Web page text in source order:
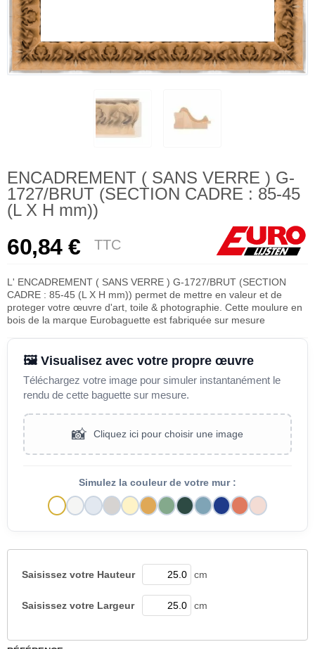
ENCADREMENT ( SANS VERRE ) G-
1727/BRUT (SECTION CADRE : 85-45
(L X H mm))
60,84 € TTC
L' ENCADREMENT ( SANS VERRE ) G-1727/BRUT (SECTION
CADRE : 85-45 (L X H mm)) permet de mettre en valeur et de
proteger votre œuvre d'art, toile & photographie. Cette moulure en
bois de la marque Eurobaguette est fabriquée sur mesure
🖼️ Visualisez avec votre propre œuvre
Téléchargez votre image pour simuler instantanément le
rendu de cette baguette sur mesure.
📸 Cliquez ici pour choisir une image
Simulez la couleur de votre mur :
Saisissez votre Hauteur cm
Saisissez votre Largeur cm